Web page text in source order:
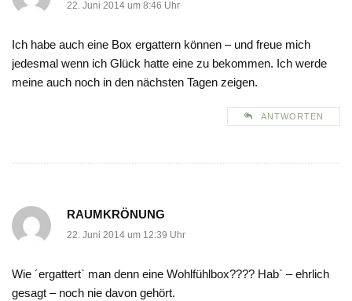
22. Juni 2014 um 8:46 Uhr
Ich habe auch eine Box ergattern können – und freue mich
jedesmal wenn ich Glück hatte eine zu bekommen. Ich werde
meine auch noch in den nächsten Tagen zeigen.
ANTWORTEN
RAUMKRÖNUNG
22. Juni 2014 um 12:39 Uhr
Wie ´ergattert` man denn eine Wohlfühlbox???? Hab` – ehrlich
gesagt – noch nie davon gehört.